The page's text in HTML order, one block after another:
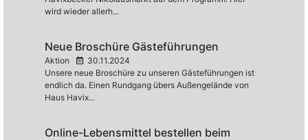
wird wieder allerh...
Neue Broschüre Gästeführungen
Aktion
30.11.2024
Unsere neue Broschüre zu unseren Gästeführungen ist
endlich da. Einen Rundgang übers Außengelände von
Haus Havix...
Online-Lebensmittel bestellen beim